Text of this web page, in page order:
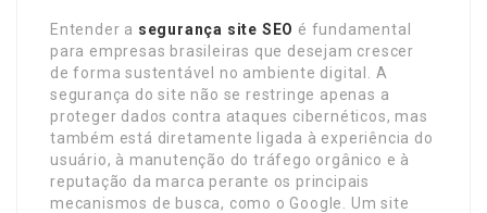
Entender a segurança site SEO é fundamental
para empresas brasileiras que desejam crescer
de forma sustentável no ambiente digital. A
segurança do site não se restringe apenas a
proteger dados contra ataques cibernéticos, mas
também está diretamente ligada à experiência do
usuário, à manutenção do tráfego orgânico e à
reputação da marca perante os principais
mecanismos de busca, como o Google. Um site